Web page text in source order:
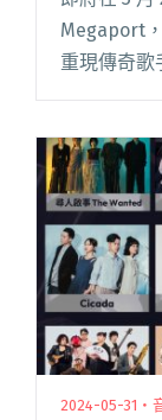
Megaport
重現傳奇歌
語金曲，再
唱以閱讀全
響！AI技術
2024-05-31・